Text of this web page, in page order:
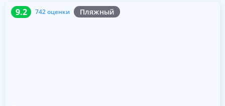
9.2 742 оценки Пляжный
9.2 742 оценки